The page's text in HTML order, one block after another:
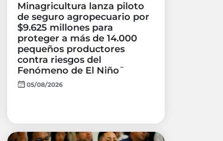
Minagricultura lanza piloto
de seguro agropecuario por
$9.625 millones para
proteger a más de 14.000
pequeños productores
contra riesgos del
Fenómeno de El Niño¨
05/08/2026